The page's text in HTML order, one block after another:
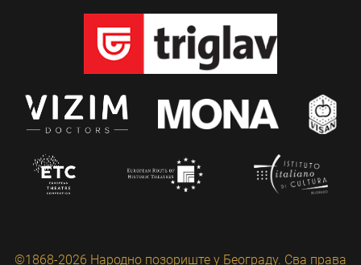
©1868-2026 Народно позориште у Београду. Сва права